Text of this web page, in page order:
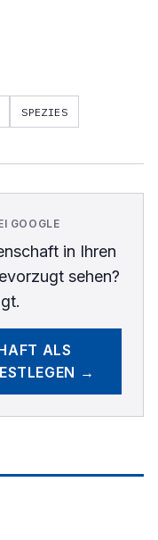
SPEZIES
GOOGLE
in Ihren
sehen?
ALS
→